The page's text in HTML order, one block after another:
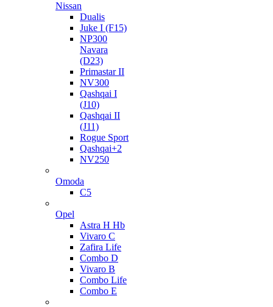
Nissan
Dualis
Juke I (F15)
NP300
Navara
(D23)
Primastar II
NV300
Qashqai I
(J10)
Qashqai II
(J11)
Rogue Sport
Qashqai+2
NV250
Omoda
C5
Opel
Astra H Hb
Vivaro C
Zafira Life
Combo D
Vivaro B
Combo Life
Combo E